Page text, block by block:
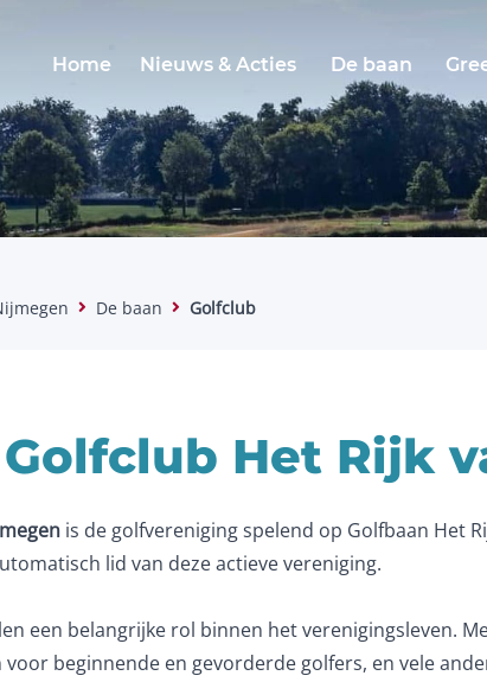
Home Nieuws & Acties De baan
De baan Golfclub
Golfclub Het Rijk
is de golfvereniging spelend op Golfbaan Het
lid van deze actieve vereniging.
een belangrijke rol binnen het verenigingsleven.
beginnende en gevorderde golfers, en vele